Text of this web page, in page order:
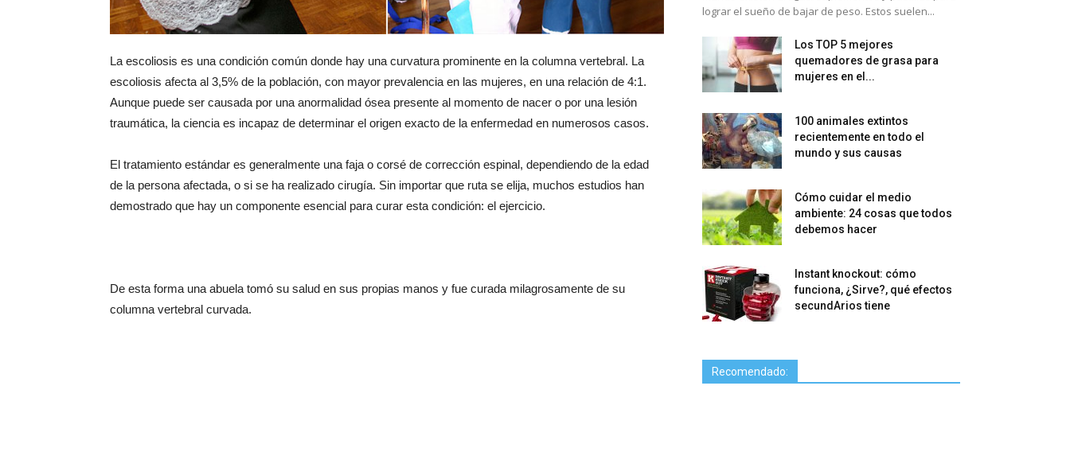
La escoliosis es una condición común donde hay una curvatura prominente en la columna vertebral. La
escoliosis afecta al 3,5% de la población, con mayor prevalencia en las mujeres, en una relación de 4:1.
Aunque puede ser causada por una anormalidad ósea presente al momento de nacer o por una lesión
traumática, la ciencia es incapaz de determinar el origen exacto de la enfermedad en numerosos casos.
El tratamiento estándar es generalmente una faja o corsé de corrección espinal, dependiendo de la edad
de la persona afectada, o si se ha realizado cirugía. Sin importar que ruta se elija, muchos estudios han
demostrado que hay un componente esencial para curar esta condición: el ejercicio.
De esta forma una abuela tomó su salud en sus propias manos y fue curada milagrosamente de su
columna vertebral curvada.
lograr el sueño de bajar de peso. Estos suelen...
Los TOP 5 mejores
quemadores de grasa para
mujeres en el...
100 animales extintos
recientemente en todo el
mundo y sus causas
Cómo cuidar el medio
ambiente: 24 cosas que todos
debemos hacer
Instant knockout: cómo
funciona, ¿Sirve?, qué efectos
secundArios tiene
Recomendado: